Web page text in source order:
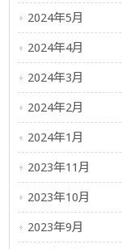
2024年5月
2024年4月
2024年3月
2024年2月
2024年1月
2023年11月
2023年10月
2023年9月